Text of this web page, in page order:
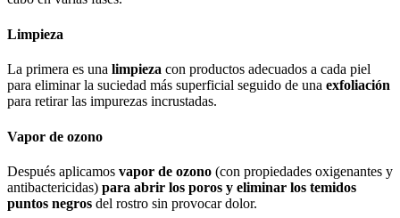
Limpieza
La primera es una limpieza con productos adecuados a cada piel
para eliminar la suciedad más superficial seguido de una exfoliación
para retirar las impurezas incrustadas.
Vapor de ozono
Después aplicamos vapor de ozono (con propiedades oxigenantes y
antibactericidas) para abrir los poros y eliminar los temidos
puntos negros del rostro sin provocar dolor.